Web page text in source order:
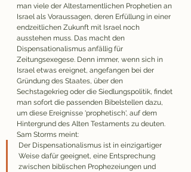
man viele der Altestamentlichen Prophetien an
Israel als Voraussagen, deren Erfüllung in einer
endzeitlichen Zukunft mit Israel noch
ausstehen muss. Das macht den
Dispensationalismus anfällig für
Zeitungsexegese. Denn immer, wenn sich in
Israel etwas ereignet, angefangen bei der
Gründung des Staates, über den
Sechstagekrieg oder die Siedlungspolitik, findet
man sofort die passenden Bibelstellen dazu,
um diese Ereignisse 'prophetisch', auf dem
Hintergrund des Alten Testaments zu deuten.
Sam Storms meint:
Der Dispensationalismus ist in einzigartiger
Weise dafür geeignet, eine Entsprechung
zwischen biblischen Prophezeiungen und